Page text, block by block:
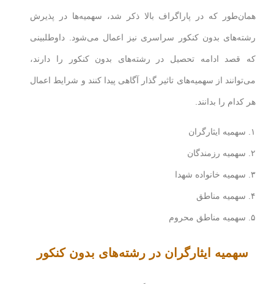
همان‌طور که در پاراگراف بالا ذکر شد، سهمیه‌ها در پذیرش
رشته‌های بدون کنکور سراسری نیز اعمال می‌شود. داوطلبینی
که قصد ادامه تحصیل در رشته‌های بدون کنکور را دارند،
می‌توانند از سهمیه‌های تاثیر گذار آگاهی پیدا کنند و شرایط اعمال
هر کدام را بدانند.
۱. سهمیه ایثارگران
۲. سهمیه رزمندگان
۳. سهمیه خانواده شهدا
۴. سهمیه مناطق
۵. سهمیه مناطق محروم
سهمیه ایثارگران در رشته‌های بدون کنکور